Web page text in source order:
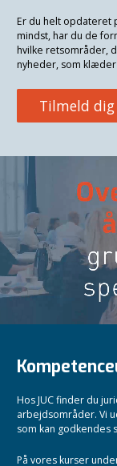
Er du helt opdateret
mindst, har du de
hvilke retsområder,
nyheder, som
Tilmeld dig
Hos JUC finder du
arbejdsområder. Vi
som kan godkendes
På vores kurser